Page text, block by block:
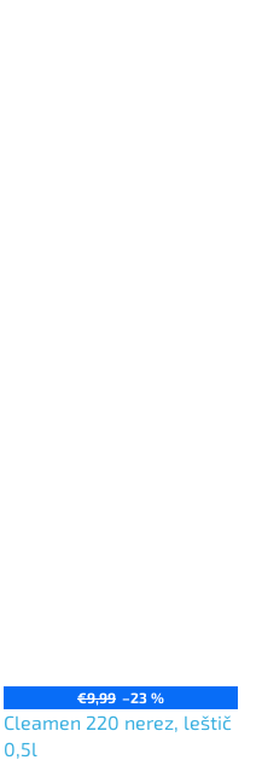
€9,99 –23 %
Cleamen 220 nerez, leštič
0,5l